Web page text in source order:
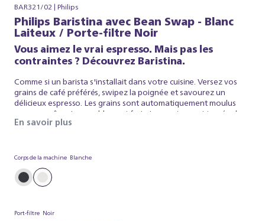
BAR321/02 | Philips
Philips Baristina avec Bean Swap - Blanc
Laiteux / Porte-filtre Noir
Vous aimez le vrai espresso. Mais pas les
contraintes ? Découvrez Baristina.
Comme si un barista s'installait dans votre cuisine. Versez vos
grains de café préférés, swipez la poignée et savourez un
délicieux espresso. Les grains sont automatiquement moulus
pour un arôme incroyablement frais. La mouture est tassée dans
le porte-filtre puis infusée avec la pression optimale, pour que
plus qu'à déguster ce shot parfait. Alors, swipez la poignée, et
préparez-vous à savourer un véritable espresso.
En savoir plus
Corps de la machine Blanche
Port-filtre Noir